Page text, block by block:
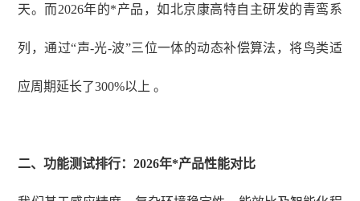
天。而2026年的*产品，如北京康高特自主研发的青鸾系
列，通过“声-光-波”三位一体的动态补偿算法，将鸟类适
应周期延长了300%以上 。
二、功能测试排行：2026年*产品性能对比